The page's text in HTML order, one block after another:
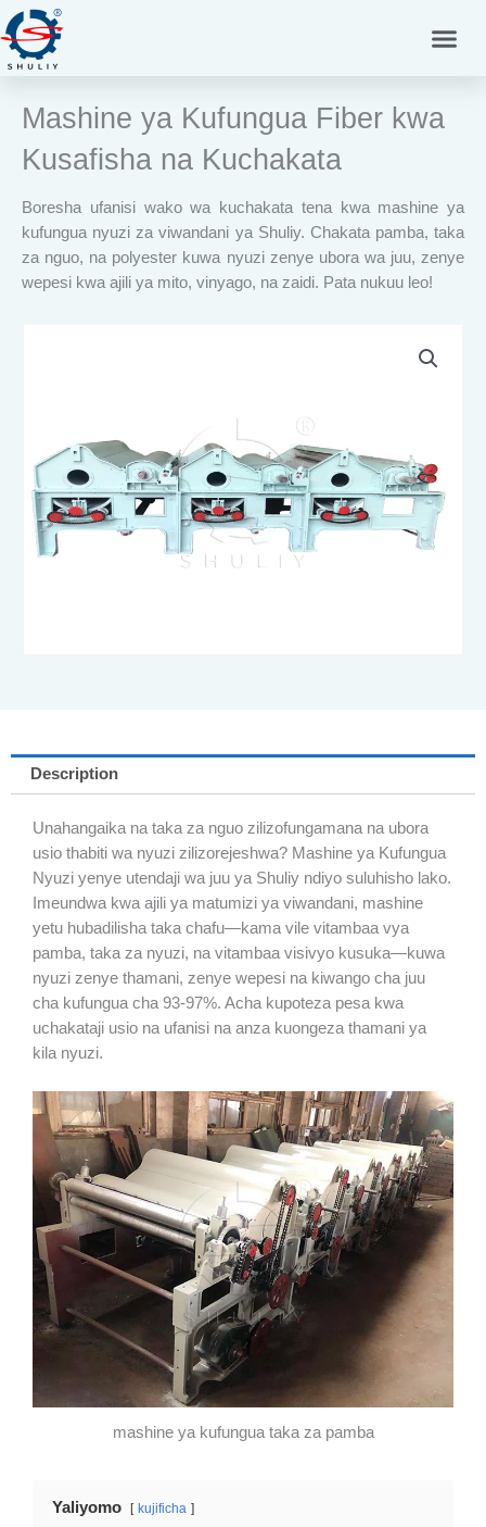
Skip
to
content
Mashine ya Kufungua Fiber kwa
Kusafisha na Kuchakata
Boresha ufanisi wako wa kuchakata tena kwa mashine ya
kufungua nyuzi za viwandani ya Shuliy. Chakata pamba, taka
za nguo, na polyester kuwa nyuzi zenye ubora wa juu, zenye
wepesi kwa ajili ya mito, vinyago, na zaidi. Pata nukuu leo!
Description
Unahangaika na taka za nguo zilizofungamana na ubora
usio thabiti wa nyuzi zilizorejeshwa? Mashine ya Kufungua
Nyuzi yenye utendaji wa juu ya Shuliy ndiyo suluhisho lako.
Imeundwa kwa ajili ya matumizi ya viwandani, mashine
yetu hubadilisha taka chafu—kama vile vitambaa vya
pamba, taka za nyuzi, na vitambaa visivyo kusuka—kuwa
nyuzi zenye thamani, zenye wepesi na kiwango cha juu
cha kufungua cha 93-97%. Acha kupoteza pesa kwa
uchakataji usio na ufanisi na anza kuongeza thamani ya
kila nyuzi.
mashine ya kufungua taka za pamba
Yaliyomo kujificha